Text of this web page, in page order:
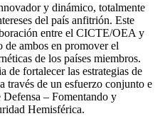
y dinámico, totalmente
del país anfitrión. Este
entre el CICTE/OEA y
ambos en promover el
de los países miembros.
de fortalecer las estrategias de
través de un esfuerzo conjunto e
Defensa – Fomentando y
Hemisférica.